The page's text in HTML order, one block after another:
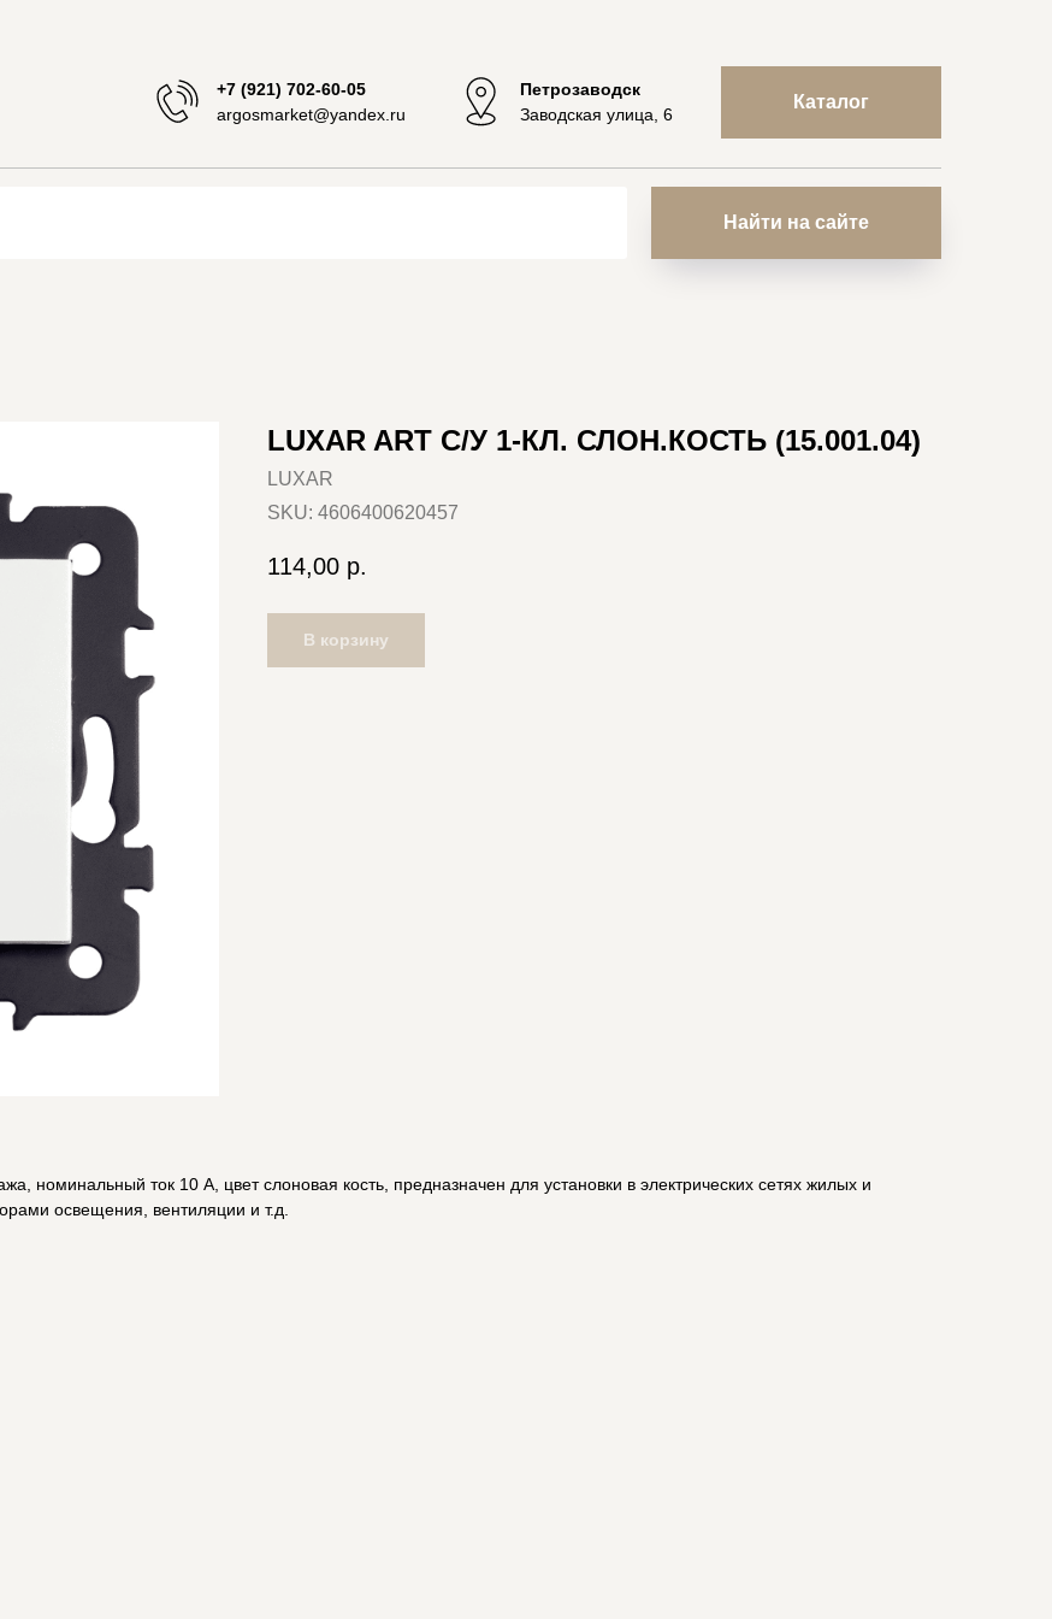
+7 (921) 702-60-05
argosmarket@yandex.ru
Петрозаводск
Заводская улица, 6
Каталог
Найти на сайте
LUXAR ART С/У 1-КЛ. СЛОН.КОСТЬ (15.001.04)
LUXAR
SKU: 4606400620457
114,00 р.
В корзину
номинальный ток 10 А, цвет слоновая кость, предназначен для установки в электрических сетях жилых и
освещения, вентиляции и т.д.